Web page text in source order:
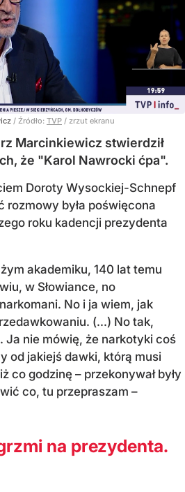
/ Źródło: TVP / zrzut ekranu
Marcinkiewicz stwierdził
że "Karol Nawrocki ćpa".
Doroty Wysockiej-Schnepf
rozmowy była poświęcona
roku kadencji prezydenta
akademiku, 140 lat temu
w Słowiance, no
No i ja wiem, jak
(...) No tak,
Ja nie mówię, że narkotyki coś
od jakiejś dawki, którą musi
co godzinę – przekonywał były
co, tu przepraszam –
na prezydenta.